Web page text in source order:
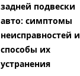
задней подвески
авто: симптомы
неисправностей и
способы их
устранения